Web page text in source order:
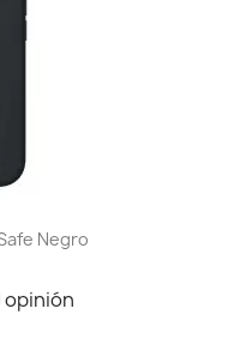
Negro
opinión